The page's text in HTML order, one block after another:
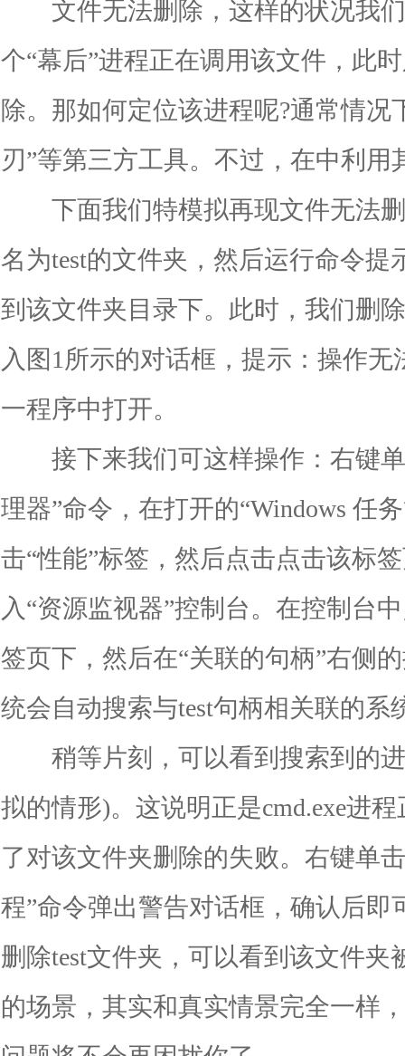
文件无法删除，这样的状况我们
个“幕后”进程正在调用该文件，此
除。那如何定位该进程呢?通常情况
刃”等第三方工具。不过，在中利用
下面我们特模拟再现文件无法删
名为test的文件夹，然后运行命令提
到该文件夹目录下。此时，我们删
入图1所示的对话框，提示：操作
一程序中打开。
接下来我们可这样操作：右键单
理器”命令，在打开的“Windows 任
击“性能”标签，然后点击点击该标
入“资源监视器”控制台。在控制台
签页下，然后在“关联的句柄”右侧
统会自动搜索与test句柄相关联的系
稍等片刻，可以看到搜索到的进
拟的情形)。这说明正是cmd.exe进
了对该文件夹删除的失败。右键单
程”命令弹出警告对话框，确认后即
删除test文件夹，可以看到该文件
的场景，其实和真实情景完全一样